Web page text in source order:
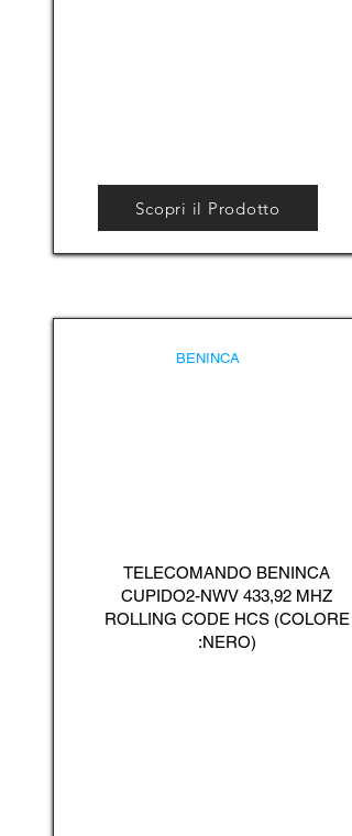
Scopri il Prodotto
BENINCA
TELECOMANDO BENINCA
CUPIDO2-NWV 433,92 MHZ
ROLLING CODE HCS (COLORE
:NERO)